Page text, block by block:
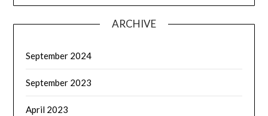
ARCHIVE
September 2024
September 2023
April 2023